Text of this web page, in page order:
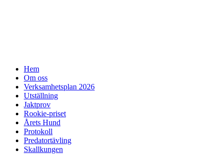
Meny
Hoppa
innehåll
Hem
Om oss
Verksamhetsplan 2026
Utställning
Jaktprov
Rookie-priset
Årets Hund
Protokoll
Predatortävling
Skallkungen